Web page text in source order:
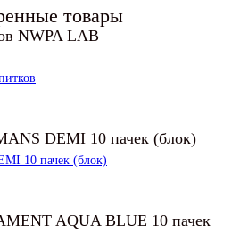
товары
10 пачек (блок)